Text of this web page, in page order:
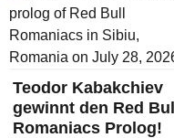
Teodor Kabakchiev
gewinnt den Red
Romaniacs Prolog!